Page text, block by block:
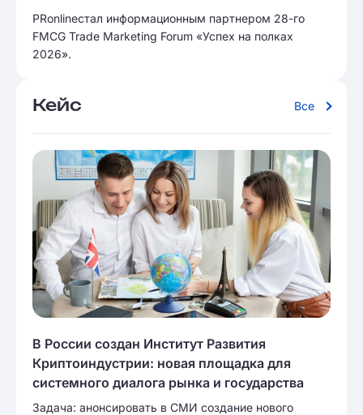
PRonlineстал информационным партнером 28-го
FMCG Trade Marketing Forum «Успех на полках
2026».
Кейс Все
В России создан Институт Развития
Криптоиндустрии: новая площадка для
системного диалога рынка и государства
Задача: анонсировать в СМИ создание нового